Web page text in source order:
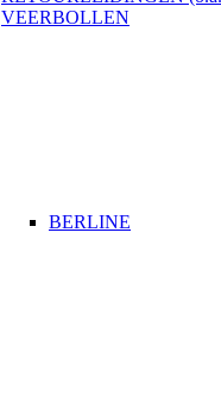
VEERBOLLEN
BERLINE